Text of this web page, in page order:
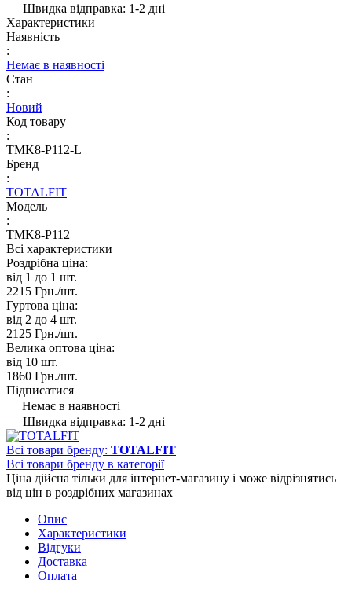
Швидка відправка: 1-2 дні
Характеристики
Наявність
:
Немає в наявності
Стан
:
Новий
Код товару
:
TMK8-P112-L
Бренд
:
TOTALFIT
Модель
:
TMK8-P112
Всі характеристики
Роздрібна ціна:
від 1 до 1 шт.
2215 Грн./шт.
Гуртова ціна:
від 2 до 4 шт.
2125 Грн./шт.
Велика оптова ціна:
від 10 шт.
1860 Грн./шт.
Підписатися
Немає в наявності
Швидка відправка: 1-2 дні
Всі товари бренду: TOTALFIT
Всі товари бренду в категорії
Ціна дійсна тільки для інтернет-магазину і може відрізнятись
від цін в роздрібних магазинах
Опис
Характеристики
Відгуки
Доставка
Оплата